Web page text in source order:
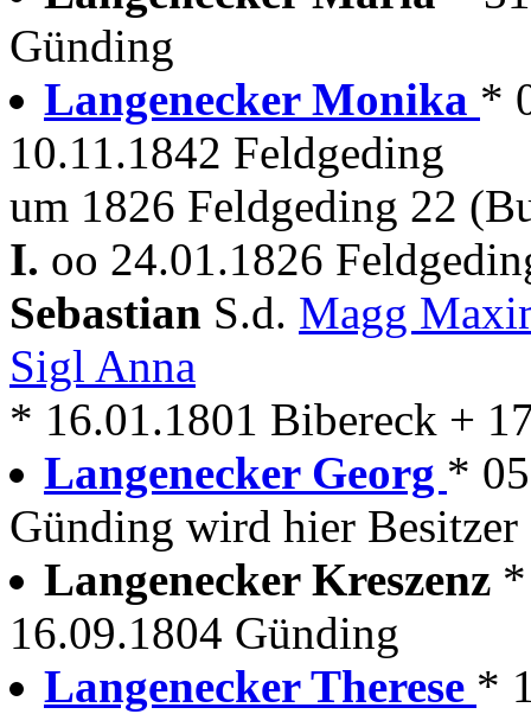
Günding
Langenecker Monika *
10.11.1842 Feldgeding
um 1826 Feldgeding 22
I. oo 24.01.1826
Sebastian S.d. Magg
Sigl Anna
* 16.01.1801 Bibereck +
Langenecker Georg *
Günding wird hier Besitzer
Langenecker Kreszenz
16.09.1804 Günding
Langenecker Therese *